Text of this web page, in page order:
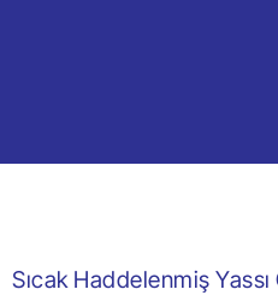
Sıcak Haddelenmiş